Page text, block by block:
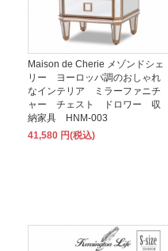
Maison de Cherie メゾンドシェ
リー ヨーロッパ調のおしゃれ
なインテリア ミラーファニチ
ャー チェスト ドロワー 収
納家具 HNM-003
41,580 円(税込)